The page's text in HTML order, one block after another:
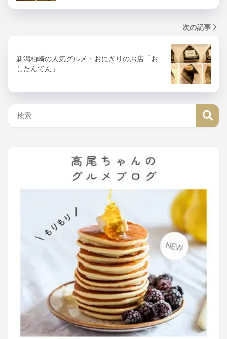
次の記事
新潟柏崎の人気グルメ・おにぎりのお店「お
したんてん」